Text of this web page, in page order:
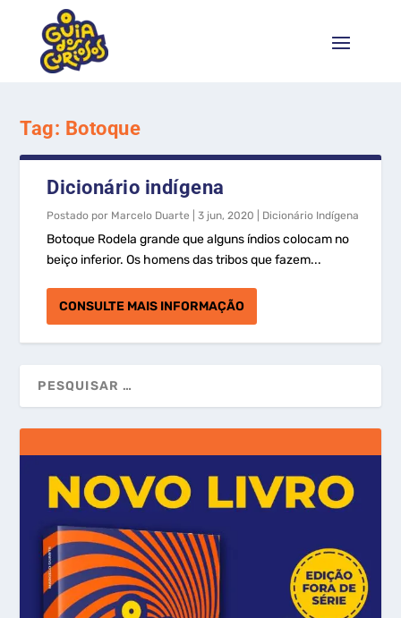
Tag: Botoque
Dicionário indígena
Postado por Marcelo Duarte |3 jun, 2020 Dicionário Indígena
Botoque Rodela grande que alguns índios colocam no
beiço inferior. Os homens das tribos que fazem...
CONSULTE MAIS INFORMAÇÃO